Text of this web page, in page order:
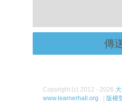
Copyright (c) 2012 - 2026
www.learnerhall.org . | 版權